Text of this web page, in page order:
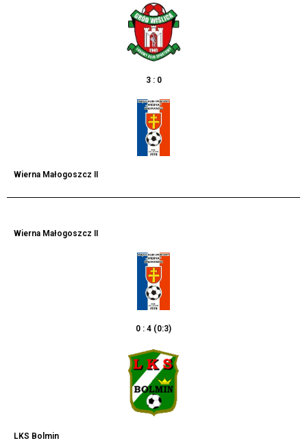
3 : 0
Wierna Małogoszcz II
Wierna Małogoszcz II
0 : 4 (0:3)
LKS Bolmin